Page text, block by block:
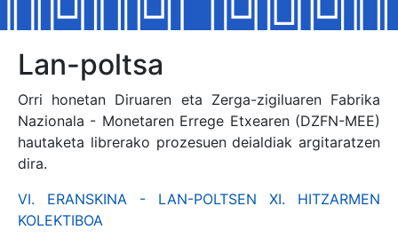
Erakutsi/Ezkutatu
Erakutsi/Ezkutatu
Erakutsi/Ezkutatu
Lan-poltsa
Orri honetan Diruaren eta Zerga-zigiluaren Fabrika
Nazionala - Monetaren Errege Etxearen (DZFN-MEE)
hautaketa librerako prozesuen deialdiak argitaratzen
dira.
VI. ERANSKINA - LAN-POLTSEN XI. HITZARMEN
KOLEKTIBOA